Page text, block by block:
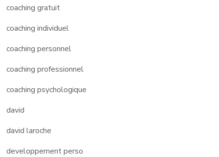
coaching gratuit
coaching individuel
coaching personnel
coaching professionnel
coaching psychologique
david
david laroche
developpement perso